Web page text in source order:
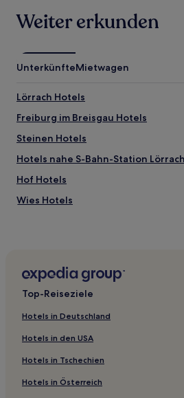
Weiter erkunden
UnterkünfteMietwagen
Lörrach Hotels
Freiburg im Breisgau Hotels
Steinen Hotels
Hotels nahe S-Bahn-Station
Hof Hotels
Wies Hotels
Weil am Rhein Hotels
Schopfheim Hotels
Hotels nahe Burg Barenfels
Hotels nahe S-Bahn-Station
Hotels nahe Lörrach Hauptbahnhof
Landkreis Lörrach: Hotels
Top-Reiseziele
Hotels in Deutschland
Hotels in den USA
Hotels in Tschechien
Hotels in Österreich